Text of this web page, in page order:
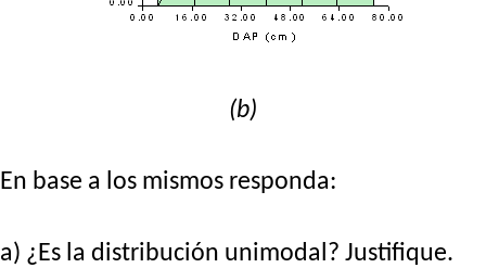
(b)
En base a los mismos responda:
a) ¿Es la distribución unimodal? Justifique.